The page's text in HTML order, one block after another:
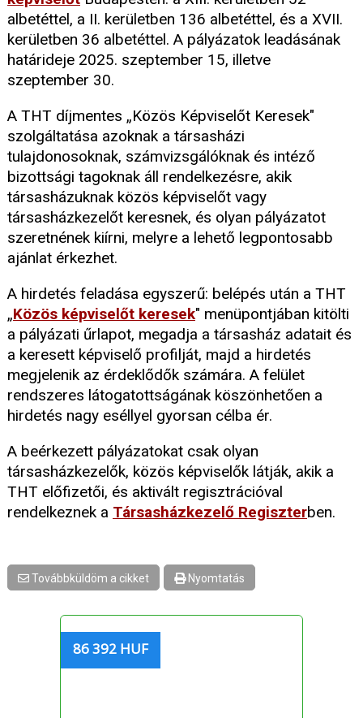
albetéttel, a II. kerületben 136 albetéttel, és a XVII.
kerületben 36 albetéttel. A pályázatok leadásának
határideje 2025. szeptember 15, illetve
szeptember 30.
A THT díjmentes „Közös Képviselőt Keresek"
szolgáltatása azoknak a társasházi
tulajdonosoknak, számvizsgálóknak és intéző
bizottsági tagoknak áll rendelkezésre, akik
társasházuknak közös képviselőt vagy
társasházkezelőt keresnek, és olyan pályázatot
szeretnének kiírni, melyre a lehető legpontosabb
ajánlat érkezhet.
A hirdetés feladása egyszerű: belépés után a THT
„Közös képviselőt keresek" menüpontjában kitölti
a pályázati űrlapot, megadja a társasház adatait és
a keresett képviselő profilját, majd a hirdetés
megjelenik az érdeklődők számára. A felület
rendszeres látogatottságának köszönhetően a
hirdetés nagy eséllyel gyorsan célba ér.
A beérkezett pályázatokat csak olyan
társasházkezelők, közös képviselők látják, akik a
THT előfizetői, és aktivált regisztrációval
rendelkeznek a Társasházkezelő Regiszterben.
Továbbküldöm a cikket Nyomtatás
86 392 HUF